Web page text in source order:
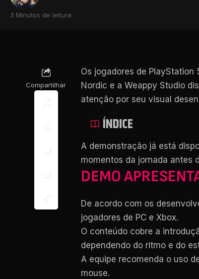
3 Minutos de leitura
Compartilhar
Os jogadores de
Nordic e a Weappy Studio
atenção por seu visual
ÍNDICE
A demonstração já está
momentos da jornada antes
DEMO
De acordo com os
jogadores de PC e Xbox.
O conteúdo cobre a
dependendo do ritmo e do
A equipe recomenda o uso
mouse.